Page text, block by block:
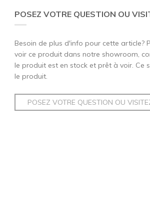
POSEZ VOTRE QUESTION OU
Besoin de plus d'info pour cette article?
voir ce produit dans notre showroom,
le produit est en stock et prêt à voir. Ce
le produit.
POSEZ VOTRE QUESTION OU